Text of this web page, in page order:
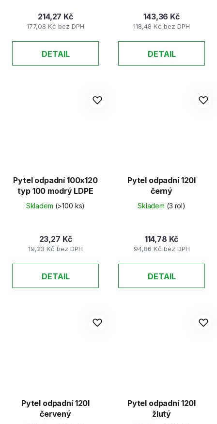
177,08 Kč bez DPH
214,27 Kč
DETAIL
118,48 Kč bez DPH
143,36 Kč
DETAIL
Pytel odpadní 100x120
typ 100 modrý LDPE
Skladem (>100 ks)
19,23 Kč bez DPH
23,27 Kč
DETAIL
Pytel odpadní 120l
černý
Skladem (3 rol)
94,86 Kč bez DPH
114,78 Kč
DETAIL
Pytel odpadní 120l
červený
Pytel odpadní 120l
žlutý